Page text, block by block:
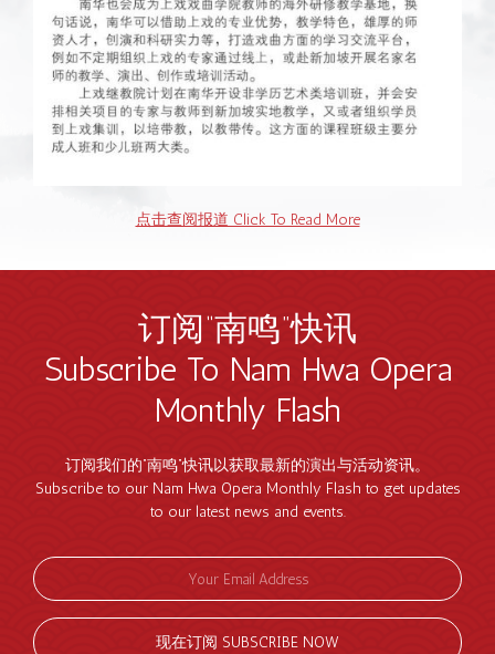
点击查阅报道 Click To Read More
订阅“南鸣”快讯
Subscribe To Nam Hwa Opera
Monthly Flash
订阅我们的“南鸣”快讯以获取最新的演出与活动资讯。
Subscribe to our Nam Hwa Opera Monthly Flash to get updates
to our latest news and events.
现在订阅 SUBSCRIBE NOW